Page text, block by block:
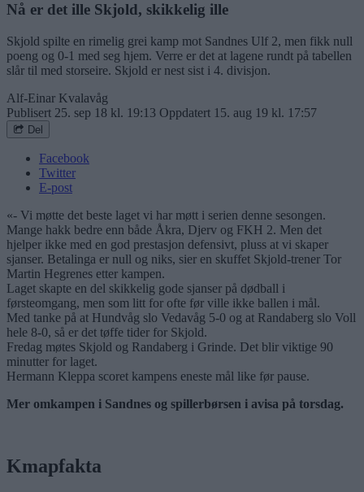
Nå er det ille Skjold, skikkelig ille
Skjold spilte en rimelig grei kamp mot Sandnes Ulf 2, men fikk null
poeng og 0-1 med seg hjem. Verre er det at lagene rundt på tabellen
slår til med storseire. Skjold er nest sist i 4. divisjon.
Alf-Einar Kvalavåg
Publisert 25. sep 18 kl. 19:13 Oppdatert 15. aug 19 kl. 17:57
Del
Facebook
Twitter
E-post
«- Vi møtte det beste laget vi har møtt i serien denne sesongen.
Mange hakk bedre enn både Åkra, Djerv og FKH 2. Men det
hjelper ikke med en god prestasjon defensivt, pluss at vi skaper
sjanser. Betalinga er null og niks, sier en skuffet Skjold-trener Tor
Martin Hegrenes etter kampen.
Laget skapte en del skikkelig gode sjanser på dødball i
førsteomgang, men som litt for ofte før ville ikke ballen i mål.
Med tanke på at Hundvåg slo Vedavåg 5-0 og at Randaberg slo Voll
hele 8-0, så er det tøffe tider for Skjold.
Fredag møtes Skjold og Randaberg i Grinde. Det blir viktige 90
minutter for laget.
Hermann Kleppa scoret kampens eneste mål like før pause.
Mer omkampen i Sandnes og spillerbørsen i avisa på torsdag.
Kmapfakta